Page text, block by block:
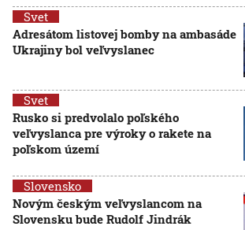
Svet
Adresátom listovej bomby na ambasáde
Ukrajiny bol veľvyslanec
Svet
Rusko si predvolalo poľského
veľvyslanca pre výroky o rakete na
poľskom území
Slovensko
Novým českým veľvyslancom na
Slovensku bude Rudolf Jindrák